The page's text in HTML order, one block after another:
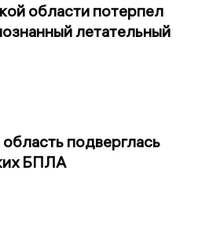
области потерпел
летательный
подверглась
БПЛА